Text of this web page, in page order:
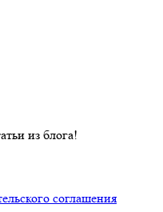
из блога!
соглашения